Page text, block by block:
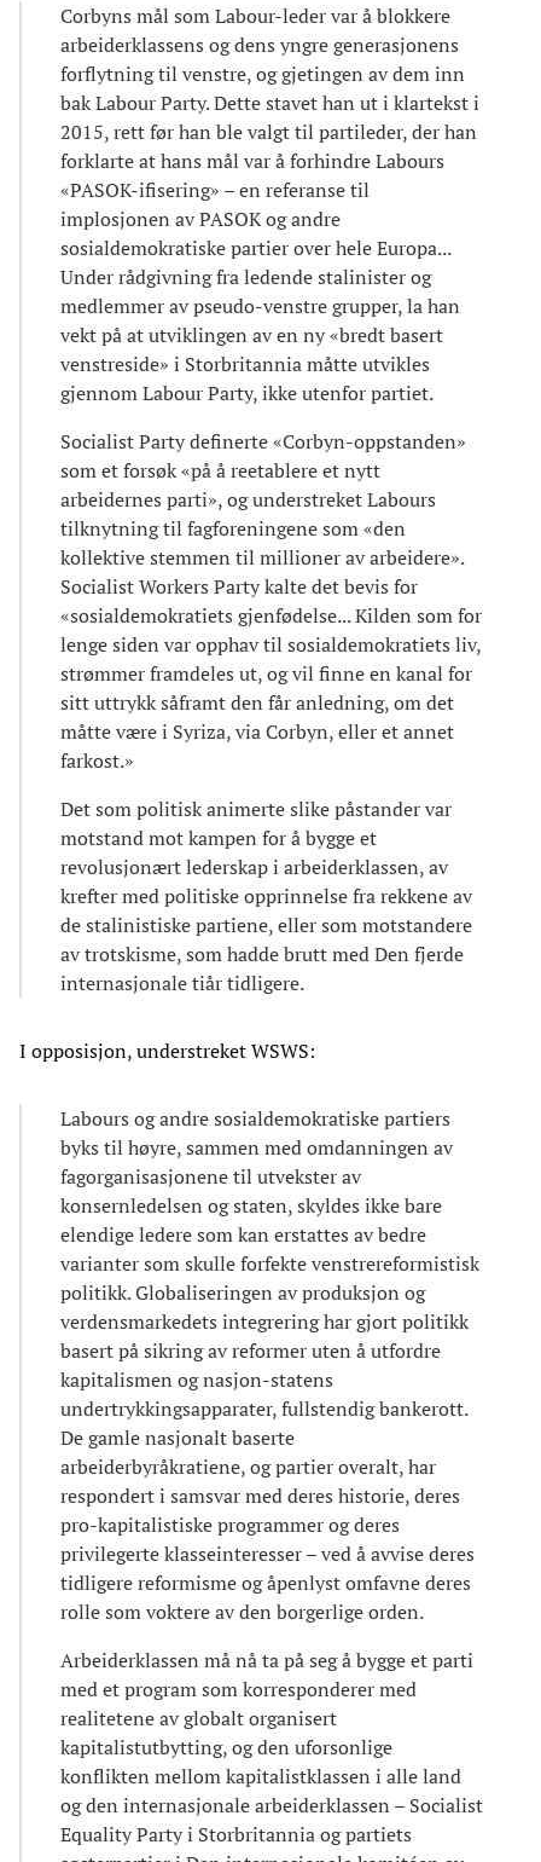
Corbyns mål som Labour-leder var å blokkere
arbeiderklassens og dens yngre generasjonens
forflytning til venstre, og gjetingen av dem inn
bak Labour Party. Dette stavet han ut i klartekst i
2015, rett før han ble valgt til partileder, der han
forklarte at hans mål var å forhindre Labours
«PASOK-ifisering» – en referanse til
implosjonen av PASOK og andre
sosialdemokratiske partier over hele Europa...
Under rådgivning fra ledende stalinister og
medlemmer av pseudo-venstre grupper, la han
vekt på at utviklingen av en ny «bredt basert
venstreside» i Storbritannia måtte utvikles
gjennom Labour Party, ikke utenfor partiet.
Socialist Party definerte «Corbyn-oppstanden»
som et forsøk «på å reetablere et nytt
arbeidernes parti», og understreket Labours
tilknytning til fagforeningene som «den
kollektive stemmen til millioner av arbeidere».
Socialist Workers Party kalte det bevis for
«sosialdemokratiets gjenfødelse... Kilden som for
lenge siden var opphav til sosialdemokratiets liv,
strømmer framdeles ut, og vil finne en kanal for
sitt uttrykk såframt den får anledning, om det
måtte være i Syriza, via Corbyn, eller et annet
farkost.»
Det som politisk animerte slike påstander var
motstand mot kampen for å bygge et
revolusjonært lederskap i arbeiderklassen, av
krefter med politiske opprinnelse fra rekkene av
de stalinistiske partiene, eller som motstandere
av trotskisme, som hadde brutt med Den fjerde
internasjonale tiår tidligere.
I opposisjon, understreket WSWS:
Labours og andre sosialdemokratiske partiers
byks til høyre, sammen med omdanningen av
fagorganisasjonene til utvekster av
konsernledelsen og staten, skyldes ikke bare
elendige ledere som kan erstattes av bedre
varianter som skulle forfekte venstrereformistisk
politikk. Globaliseringen av produksjon og
verdensmarkedets integrering har gjort politikk
basert på sikring av reformer uten å utfordre
kapitalismen og nasjon-statens
undertrykkingsapparater, fullstendig bankerott.
De gamle nasjonalt baserte
arbeiderbyråkratiene, og partier overalt, har
respondert i samsvar med deres historie, deres
pro-kapitalistiske programmer og deres
privilegerte klasseinteresser – ved å avvise deres
tidligere reformisme og åpenlyst omfavne deres
rolle som voktere av den borgerlige orden.
Arbeiderklassen må nå ta på seg å bygge et parti
med et program som korresponderer med
realitetene av globalt organisert
kapitalistutbytting, og den uforsonlige
konflikten mellom kapitalistklassen i alle land
og den internasjonale arbeiderklassen – Socialist
Equality Party i Storbritannia og partiets